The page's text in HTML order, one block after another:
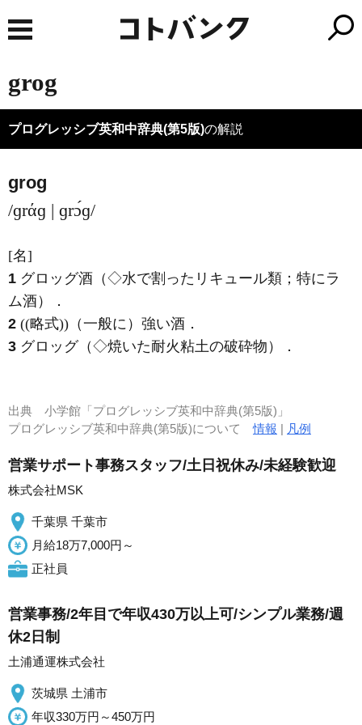
grog
プログレッシブ英和中辞典(第5版)の解説
grog
/ɡrάɡ | ɡrɔ́ɡ/
[名]
1 グロッグ酒（◇水で割ったリキュール類；特にラ
ム酒）
．
2 ((略式))（一般に）強い酒 ．
3 グロッグ（◇焼いた耐火粘土の破砕物） ．
出典 小学館「プログレッシブ英和中辞典(第5版)」
プログレッシブ英和中辞典(第5版)について情報 | 凡例
営業サポート事務スタッフ/土日祝休み/未経験歓迎
株式会社MSK
千葉県 千葉市
月給18万7,000円～
正社員
営業事務/2年目で年収430万以上可/シンプル業務/週
休2日制
土浦通運株式会社
茨城県 土浦市
年収330万円～450万円